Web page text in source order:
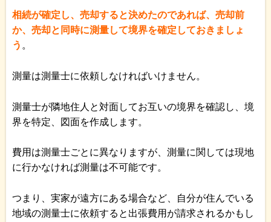
相続が確定し、売却すると決めたのであれば、売却前
か、売却と同時に測量して境界を確定しておきましょ
う 。
測量は測量士に依頼しなければいけません。
測量士が隣地住人と対面してお互いの境界を確認し、境
界を特定、図面を作成します。
費用は測量士ごとに異なりますが、測量に関しては現地
に行かなければ測量は不可能です。
つまり、実家が遠方にある場合など、自分が住んでいる
地域の測量士に依頼すると出張費用が請求されるかもし